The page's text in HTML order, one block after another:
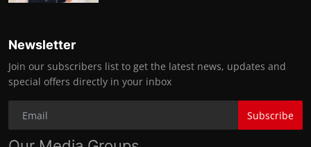
Newsletter
Join our subscribers list to get the latest news, updates and
special offers directly in your inbox
Subscribe